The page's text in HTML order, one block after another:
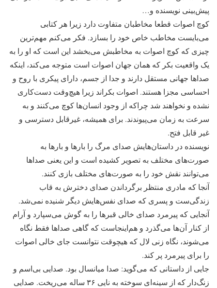
پیش‌بینی نویسنده و…
کوچ اصوات قطعا مخاطبان متفاوت دارد زیرا هر کتابی
می‌بایست مخاطب خاص خود را بسازد. فکر می‌کنم مهم‌ترین
چیزی که کوچ اصوات به مخاطبش می‌بخشد این است که او را به
یک واقعیت بکر که همان جهان اصوات است متوجه می‌کند، اینکه
صداها جهانی مستقل دارند و جدا از جسم، دارای پیکری با روح و
احساسی مجزا هستند. اصوات بکراند زیرا هیچ‌وقت دست‌کاری
نشده و نخواهند شد چراکه از وجود انسان‌ها کوچ می‌کنند و به
سرعت به زمان می‌پیوندند. برای همیشه، غیرقابل دسترسی و
غیر قابل فتح.
نویسنده در داستان‌هایش صدای مرگ را بارها و بارها به
صورت‌های مختلف به تصویر کشیده است و این یعنی صداها
می‌توانند نقش خود را به صورت‌های مختلف بازی کنند.
آنجا که مادری منتظر برگرداندن صدای دخترش به قاب
زندگی‌ست و پسری که صدای نفس‌هایش دیگر شنیده نمی‌شد.
آنجایی که پیرمرد صدای خالی قبرها را به گوش می‌سپارد و آرام
از کنار آن‌ها می‌گذرد و هم‌اینجاست که گاهی صداها فقط نگاه
می‌شوند، نگاه زنی لال که هیچوقت نتوانست جای خالی اصوات
را برای پیرمرد پر کند.
جایی از داستانی که می‌گوید: صدا میانسال بود. صدایی بی‌اسم و
زنگ‌دار که از سینه‌ای سوخته به نایی ۳۶ ساله می‌ریخت. صدایی